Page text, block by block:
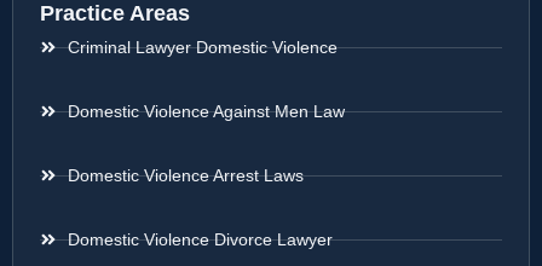
Practice Areas
Criminal Lawyer Domestic Violence
Domestic Violence Against Men Law
Domestic Violence Arrest Laws
Domestic Violence Divorce Lawyer